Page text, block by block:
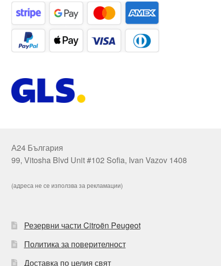
А24 България
99, Vitosha Blvd Unit #102 Sofia, Ivan Vazov 1408
(адреса не се използва за рекламации)
Резервни части Citroën Peugeot
Политика за поверителност
Доставка по целия свят